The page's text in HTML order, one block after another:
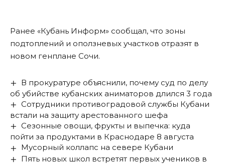
Ранее «Кубань Информ» сообщал, что зоны
подтоплений и оползневых участков отразят в
новом генплане Сочи.
В прокуратуре объяснили, почему суд по делу
об убийстве кубанских аниматоров длился 3 года
Сотрудники противоградовой службы Кубани
встали на защиту арестованного шефа
Сезонные овощи, фрукты и выпечка: куда
пойти за продуктами в Краснодаре 8 августа
Мусорный коллапс на севере Кубани
Пять новых школ встретят первых учеников в